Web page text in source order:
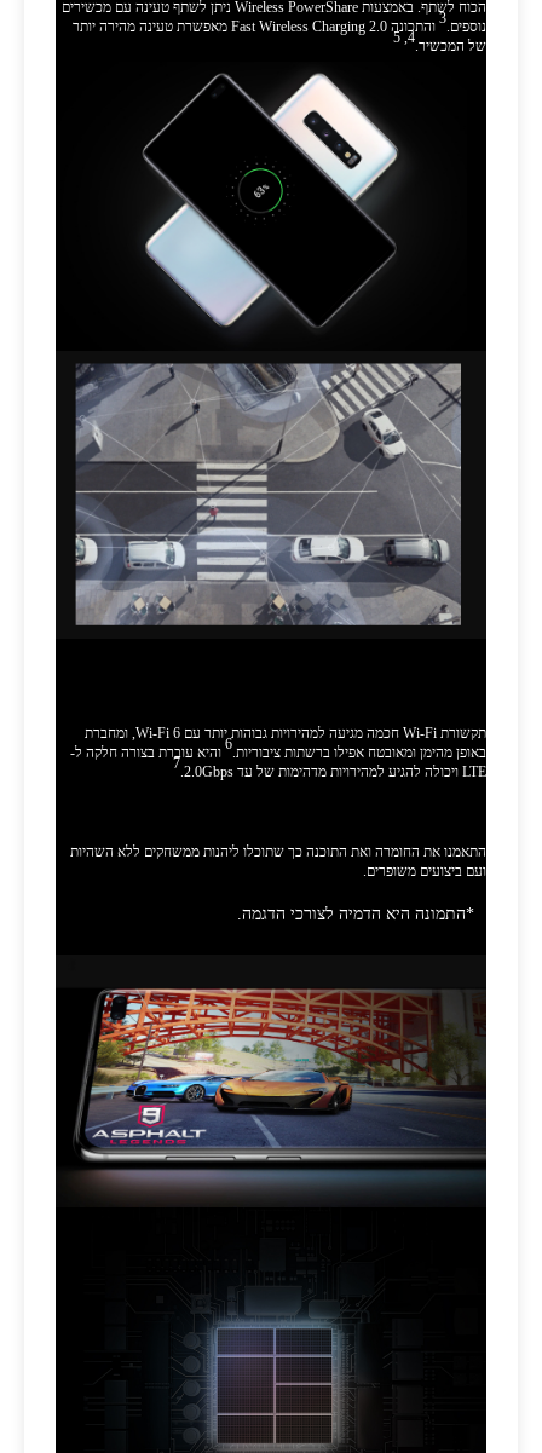
הכוח לשתף. באמצעות Wireless PowerShare ניתן לשתף טעינה עם מכשירים
נוספים. 3
והתכונה Fast Wireless Charging 2.0 מאפשרת טעינה מהירה יותר
של המכשיר.4, 5
תקשורת Wi-Fi חכמה מגיעה למהירויות גבוהות יותר עם Wi-Fi 6, ומחברת
באופן מהימן ומאובטח אפילו ברשתות ציבוריות.6 והיא עוברת בצורה חלקה ל-
LTE ויכולה להגיע למהירויות מדהימות של עד 2.0Gbps.‏
7
התאמנו את החומרה ואת התוכנה כך שתוכלו ליהנות ממשחקים ללא השהיות
ועם ביצועים משופרים.
*התמונה היא הדמיה לצורכי הדגמה.